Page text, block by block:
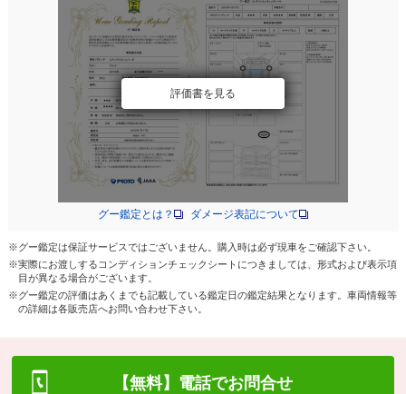
評価書を見る
グー鑑定とは？ ダメージ表記について
※グー鑑定は保証サービスではございません。購入時は必ず現車をご確認下さい。
※実際にお渡しするコンディションチェックシートにつきましては、形式および表示項
目が異なる場合がございます。
※グー鑑定の評価はあくまでも記載している鑑定日の鑑定結果となります。車両情報等
の詳細は各販売店へお問い合わせ下さい。
【無料】電話でお問合せ